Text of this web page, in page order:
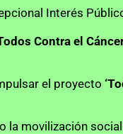
Interés
Contra el
el proyecto
movilización